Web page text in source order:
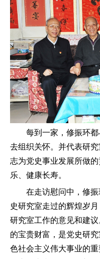
每到一家，修振环都
去组织关怀。并代表研
志为党史事业发展所做
乐、健康长寿。
在走访慰问中，修振
史研究室走过的辉煌岁
研究室工作的意见和建
的宝贵财富，是党史研
色社会主义伟大事业的